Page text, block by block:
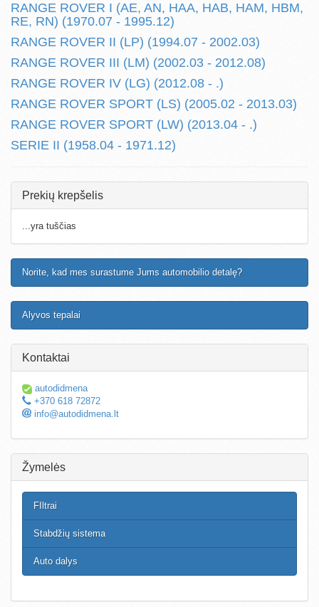
RANGE ROVER I (AE, AN, HAA, HAB, HAM, HBM,
RE, RN) (1970.07 - 1995.12)
RANGE ROVER II (LP) (1994.07 - 2002.03)
RANGE ROVER III (LM) (2002.03 - 2012.08)
RANGE ROVER IV (LG) (2012.08 - .)
RANGE ROVER SPORT (LS) (2005.02 - 2013.03)
RANGE ROVER SPORT (LW) (2013.04 - .)
SERIE II (1958.04 - 1971.12)
Prekių krepšelis
...yra tuščias
Norite, kad mes surastume Jums automobilio detalę?
Alyvos tepalai
Kontaktai
autodidmena
+370 618 72872
info@autodidmena.lt
Žymelės
FIltrai
Stabdžių sistema
Auto dalys